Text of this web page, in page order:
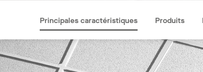
Principales caractéristiques Produits